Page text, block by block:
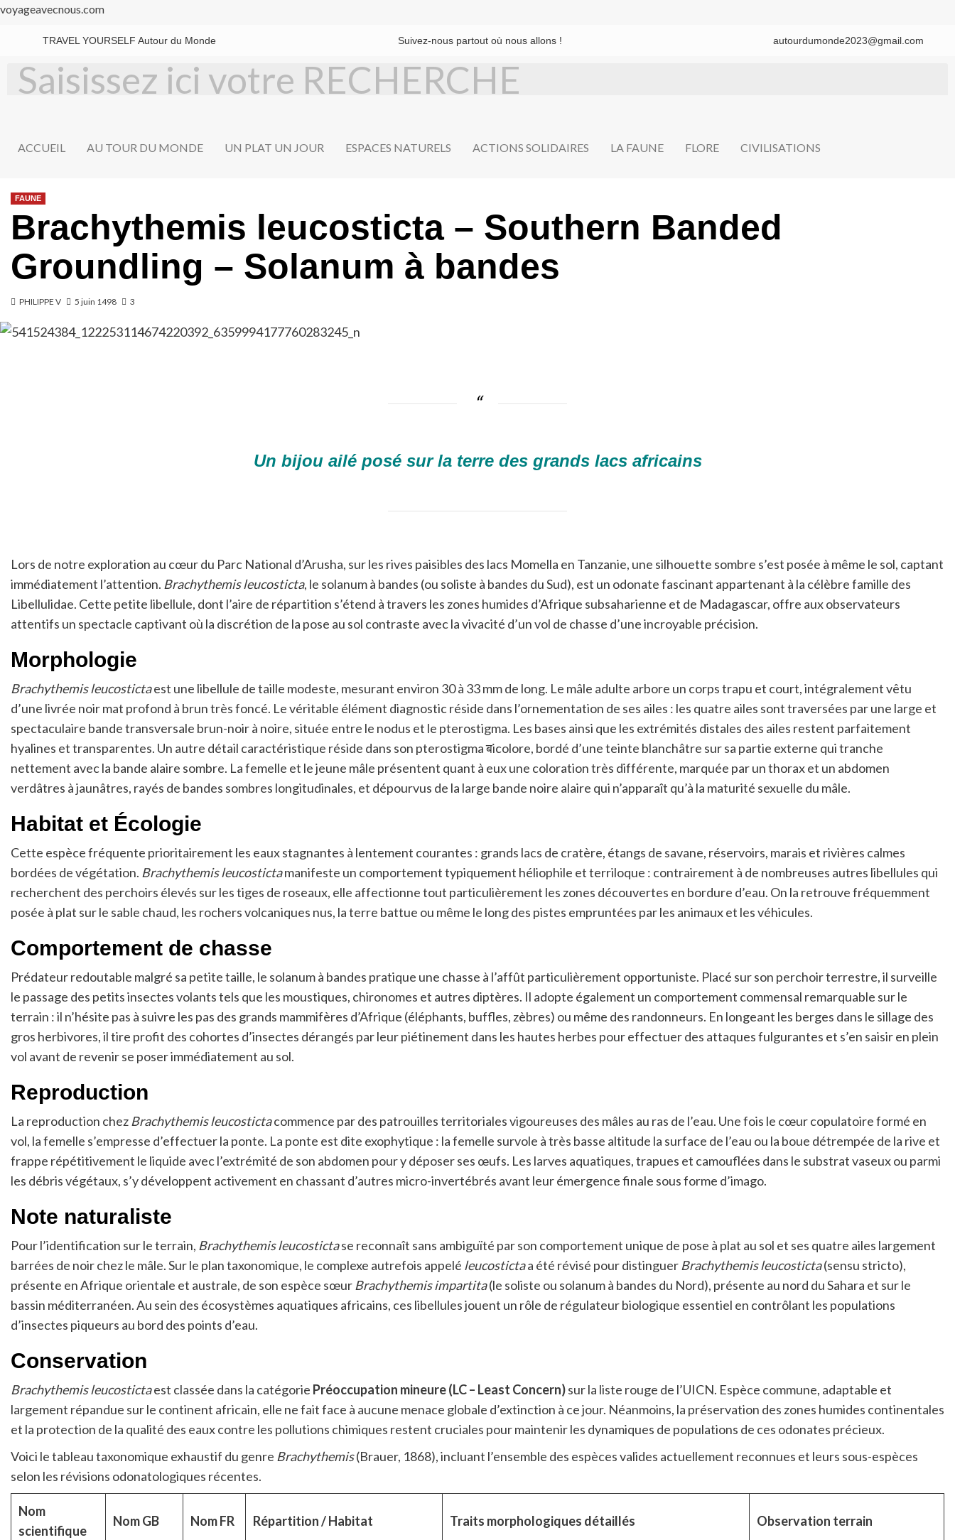
voyageavecnous.com
TRAVEL YOURSELF Autour du Monde Suivez-nous partout où nous allons ! autourdumonde2023@gmail.com
ACCUEIL AU TOUR DU MONDE UN PLAT UN JOUR ESPACES NATURELS ACTIONS SOLIDAIRES LA FAUNE FLORE CIVILISATIONS
FAUNE
Brachythemis leucosticta – Southern Banded
Groundling – Solanum à bandes
PHILIPPE V 5 juin 1498 3
Un bijou ailé posé sur la terre des grands lacs africains
Lors de notre exploration au cœur du Parc National d’Arusha, sur les rives paisibles des lacs Momella en Tanzanie, une silhouette sombre s’est posée à même le sol, captant
immédiatement l’attention. Brachythemis leucosticta, le solanum à bandes (ou soliste à bandes du Sud), est un odonate fascinant appartenant à la célèbre famille des
Libellulidae. Cette petite libellule, dont l’aire de répartition s’étend à travers les zones humides d’Afrique subsaharienne et de Madagascar, offre aux observateurs
attentifs un spectacle captivant où la discrétion de la pose au sol contraste avec la vivacité d’un vol de chasse d’une incroyable précision.
Morphologie
Brachythemis leucostictaest une libellule de taille modeste, mesurant environ 30 à 33 mm de long. Le mâle adulte arbore un corps trapu et court, intégralement vêtu
d’une livrée noir mat profond à brun très foncé. Le véritable élément diagnostic réside dans l’ornementation de ses ailes : les quatre ailes sont traversées par une large et
spectaculaire bande transversale brun-noir à noire, située entre le nodus et le pterostigma. Les bases ainsi que les extrémités distales des ailes restent parfaitement
hyalines et transparentes. Un autre détail caractéristique réside dans son pterostigma बicolore, bordé d’une teinte blanchâtre sur sa partie externe qui tranche
nettement avec la bande alaire sombre. La femelle et le jeune mâle présentent quant à eux une coloration très différente, marquée par un thorax et un abdomen
verdâtres à jaunâtres, rayés de bandes sombres longitudinales, et dépourvus de la large bande noire alaire qui n’apparaît qu’à la maturité sexuelle du mâle.
Habitat et Écologie
Cette espèce fréquente prioritairement les eaux stagnantes à lentement courantes : grands lacs de cratère, étangs de savane, réservoirs, marais et rivières calmes
bordées de végétation. Brachythemis leucostictamanifeste un comportement typiquement héliophile et terriloque : contrairement à de nombreuses autres libellules qui
recherchent des perchoirs élevés sur les tiges de roseaux, elle affectionne tout particulièrement les zones découvertes en bordure d’eau. On la retrouve fréquemment
posée à plat sur le sable chaud, les rochers volcaniques nus, la terre battue ou même le long des pistes empruntées par les animaux et les véhicules.
Comportement de chasse
Prédateur redoutable malgré sa petite taille, le solanum à bandes pratique une chasse à l’affût particulièrement opportuniste. Placé sur son perchoir terrestre, il surveille
le passage des petits insectes volants tels que les moustiques, chironomes et autres diptères. Il adopte également un comportement commensal remarquable sur le
terrain : il n’hésite pas à suivre les pas des grands mammifères d’Afrique (éléphants, buffles, zèbres) ou même des randonneurs. En longeant les berges dans le sillage des
gros herbivores, il tire profit des cohortes d’insectes dérangés par leur piétinement dans les hautes herbes pour effectuer des attaques fulgurantes et s’en saisir en plein
vol avant de revenir se poser immédiatement au sol.
Reproduction
La reproduction chezBrachythemis leucostictacommence par des patrouilles territoriales vigoureuses des mâles au ras de l’eau. Une fois le cœur copulatoire formé en
vol, la femelle s’empresse d’effectuer la ponte. La ponte est dite exophytique : la femelle survole à très basse altitude la surface de l’eau ou la boue détrempée de la rive et
frappe répétitivement le liquide avec l’extrémité de son abdomen pour y déposer ses œufs. Les larves aquatiques, trapues et camouflées dans le substrat vaseux ou parmi
les débris végétaux, s’y développent activement en chassant d’autres micro-invertébrés avant leur émergence finale sous forme d’imago.
Note naturaliste
Pour l’identification sur le terrain, Brachythemis leucostictase reconnaît sans ambiguïté par son comportement unique de pose à plat au sol et ses quatre ailes largement
barrées de noir chez le mâle. Sur le plan taxonomique, le complexe autrefois appelé leucostictaa été révisé pour distinguerBrachythemis leucosticta(sensu stricto),
présente en Afrique orientale et australe, de son espèce sœurBrachythemis impartita(le soliste ou solanum à bandes du Nord), présente au nord du Sahara et sur le
bassin méditerranéen. Au sein des écosystèmes aquatiques africains, ces libellules jouent un rôle de régulateur biologique essentiel en contrôlant les populations
d’insectes piqueurs au bord des points d’eau.
Conservation
Brachythemis leucostictaest classée dans la catégorie Préoccupation mineure (LC – Least Concern)sur la liste rouge de l’UICN. Espèce commune, adaptable et
largement répandue sur le continent africain, elle ne fait face à aucune menace globale d’extinction à ce jour. Néanmoins, la préservation des zones humides continentales
et la protection de la qualité des eaux contre les pollutions chimiques restent cruciales pour maintenir les dynamiques de populations de ces odonates précieux.
Voici le tableau taxonomique exhaustif du genre Brachythemis(Brauer, 1868), incluant l’ensemble des espèces valides actuellement reconnues et leurs sous-espèces
selon les révisions odonatologiques récentes.
Nom
scientifique
Nom GB Nom FR Répartition / Habitat Traits morphologiques détaillés Observation terrain